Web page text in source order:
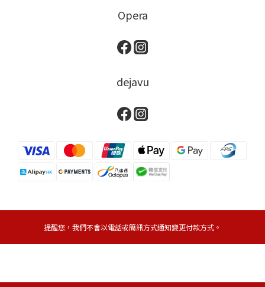
Opera
dejavu
提醒您，我們不會以電話或簡訊方式通知變更付款方式。